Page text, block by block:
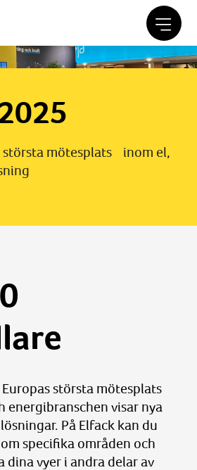
mötesplats inom el,
största mötesplats
energibranschen visar nya
På Elfack kan du
specifika områden och
dina vyer i andra delar av